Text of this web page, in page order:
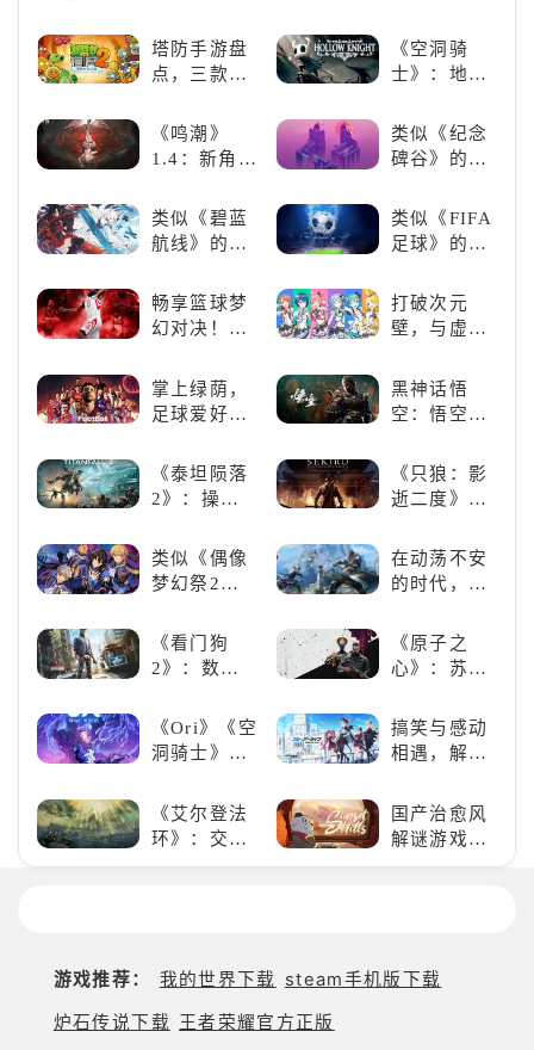
类手游推
荐：极致策
略，无限可
神》
塔防手游盘
点，三款不
防佳作
《空洞骑
士》：地下
探索与极致
冒险
《鸣潮》
1.4：新角
情，全新冒
险体验！
类似《纪念
碑谷》的解
荐：体验沉
浸式解谜，
类似《碧蓝
航线》的养
养成你的梦
想！
类似《FIFA
足球》的足
荐！快来赢
得世界冠军
畅享篮球梦
幻对决！
2K24梦幻球
队》类似游
戏精选
打破次元
壁，与虚拟
写音符物语
掌上绿荫，
足球爱好者
况足球》
黑神话悟
空：悟空携
来，游戏界
的东方巨
兽，引爆全
《泰坦陨落
2》：操控
未来战场；
跑酷突袭，
《只狼：影
逝二度》：
魄的忍者之
旅
类似《偶像
梦幻祭2》
游推荐：完
美还原偶像
像团
在动荡不安
的时代，踏
《看门狗
2》：数字
狂欢
《原子之
心》：苏联
游戏盛宴与
瑕疵
《Ori》《空
洞骑士》
胞》横向对
比，不知道
入手那个看
搞笑与感动
相遇，解锁
的魅力
《艾尔登法
环》：交界
地的史诗传
国产治愈风
解谜游戏
《落日山
游戏推荐： 我的世界下载 steam手机版下载
炉石传说下载 王者荣耀官方正版